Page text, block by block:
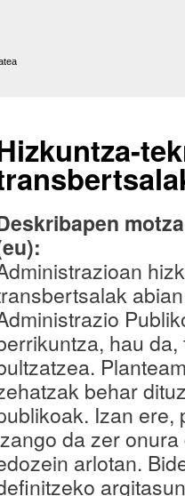
hau
behar
Izan ere,
da zer
arlotan.